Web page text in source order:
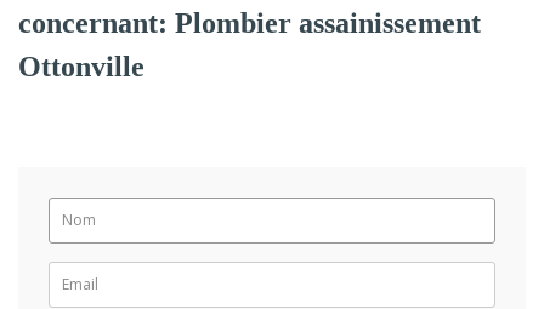
concernant: Plombier assainissement
Ottonville